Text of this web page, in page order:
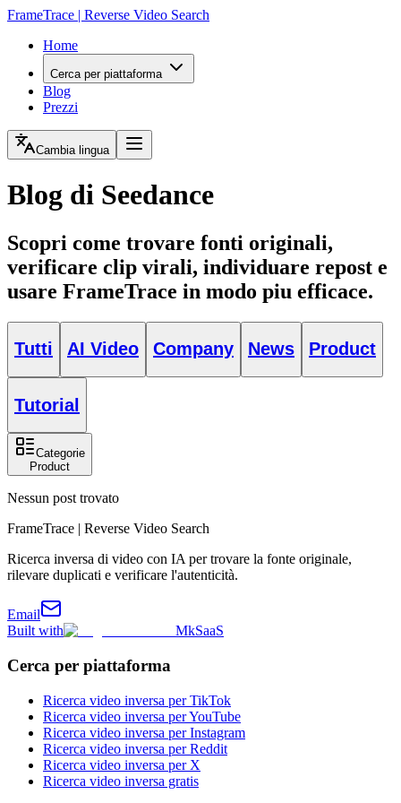
FrameTrace | Reverse Video Search
Home
Cerca per piattaforma
Blog
Prezzi
Cambia lingua
Blog di Seedance
Scopri come trovare fonti originali,
verificare clip virali, individuare repost e
usare FrameTrace in modo piu efficace.
Tutti AI Video Company News Product
Tutorial
Categorie
Product
Nessun post trovato
FrameTrace | Reverse Video Search
Ricerca inversa di video con IA per trovare la fonte originale,
rilevare duplicati e verificare l'autenticità.
Email
Built with
MkSaaS
Cerca per piattaforma
Ricerca video inversa per TikTok
Ricerca video inversa per YouTube
Ricerca video inversa per Instagram
Ricerca video inversa per Reddit
Ricerca video inversa per X
Ricerca video inversa gratis